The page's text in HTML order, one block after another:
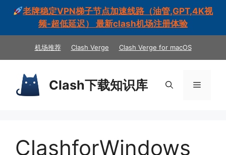
老牌稳定VPN梯子节点加速线路（油管,GPT,4K视
频-超低延迟） 最新clash机场注册体验
机场推荐 Clash Verge Clash Verge for macOS
Clash下载知识库 菜
ClashforWindows